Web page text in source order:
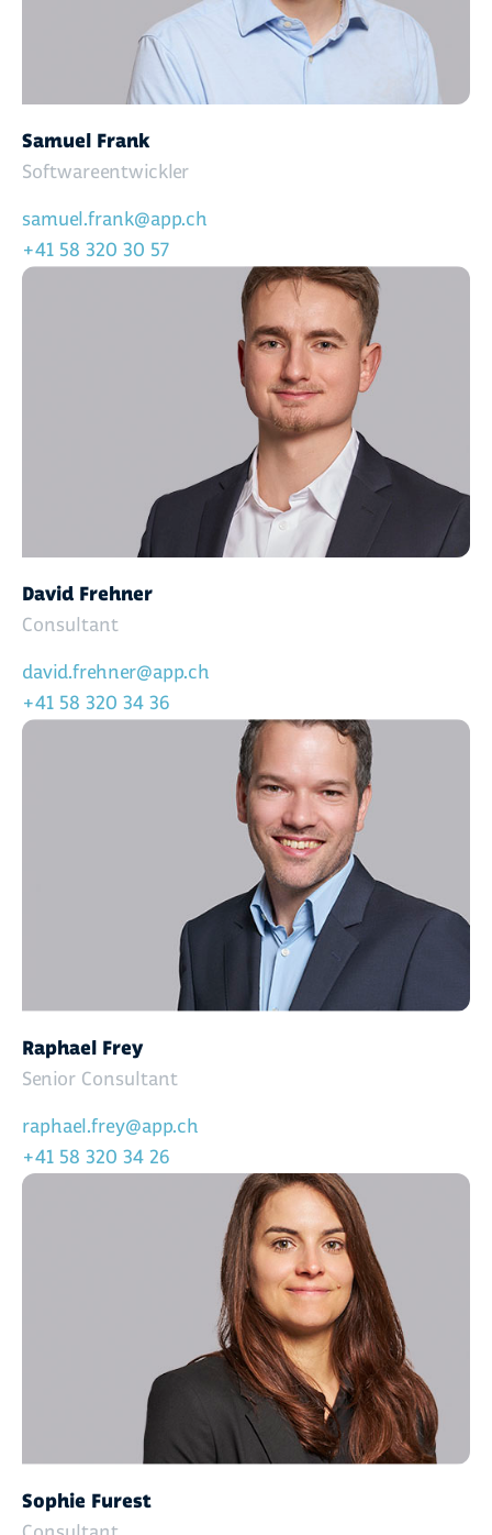
Samuel Frank
Softwareentwickler
samuel.frank@app.ch
+41 58 320 30 57
David Frehner
Consultant
david.frehner@app.ch
+41 58 320 34 36
Raphael Frey
Senior Consultant
raphael.frey@app.ch
+41 58 320 34 26
Sophie Furest